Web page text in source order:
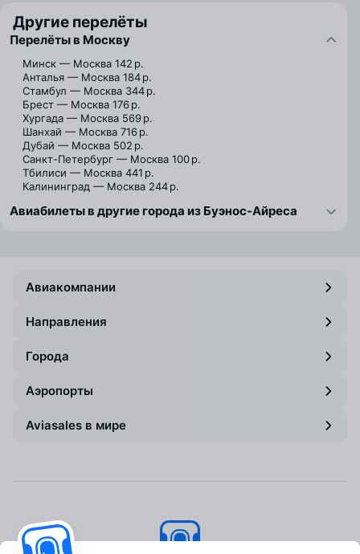
Другие перелёты
Перелёты в Москву
Минск — Москва 142 р.
Анталья — Москва 184 р.
Стамбул — Москва 344 р.
Брест — Москва 176 р.
Хургада — Москва 569 р.
Шанхай — Москва 716 р.
Дубай — Москва 502 р.
Санкт-Петербург — Москва 100 р.
Тбилиси — Москва 441 р.
Калининград — Москва 244 р.
Авиабилеты в другие города из Буэнос-Айреса
Авиакомпании
Направления
Города
Аэропорты
Aviasales в мире